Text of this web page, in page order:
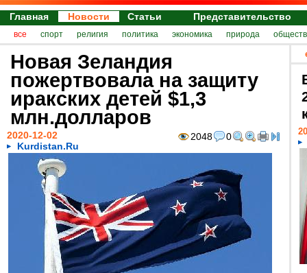
Главная Новости Статьи Представительство
все спорт религия политика экономика природа
Новая Зеландия
пожертвовала на защиту
иракских детей $1,3
млн.долларов
2048 0
2020-12-02
Kurdistan.Ru